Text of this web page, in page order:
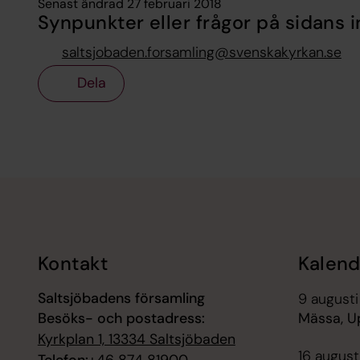
Synpunkter eller frågor på sidans
saltsjobaden.forsamling@svenskakyrkan.se
Dela
Kontakt
Saltsjöbadens församling
Besöks- och postadress:
Kyrkplan 1, 13334 Saltsjöbaden
9 augusti
Mässa,
16